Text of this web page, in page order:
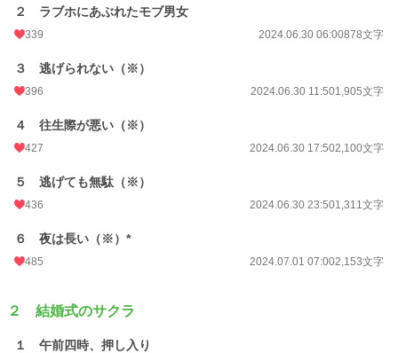
お気に入り
24h.ポイント 49 pt
文字数
更新日時 2024.07.22 12:00
初回完結日時 2024.07.01 09:21
累計ポイント 188,516 pt (20,735 位)
２ ラブホにあぶれたモブ男女
339 2024.06.30 06:00878文字
３ 逃げられない（※）
396 2024.06.30 11:501,905文字
４ 往生際が悪い（※）
427 2024.06.30 17:502,100文字
５ 逃げても無駄（※）
436 2024.06.30 23:501,311文字
６ 夜は長い（※）*
485 2024.07.01 07:002,153文字
２ 結婚式のサクラ
１ 午前四時、押し入り